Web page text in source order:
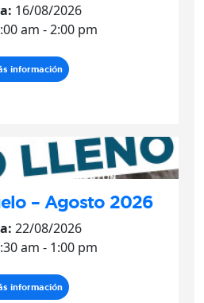
16/08/2026
am - 2:00 pm
información
– Agosto 2026
22/08/2026
am - 1:00 pm
información